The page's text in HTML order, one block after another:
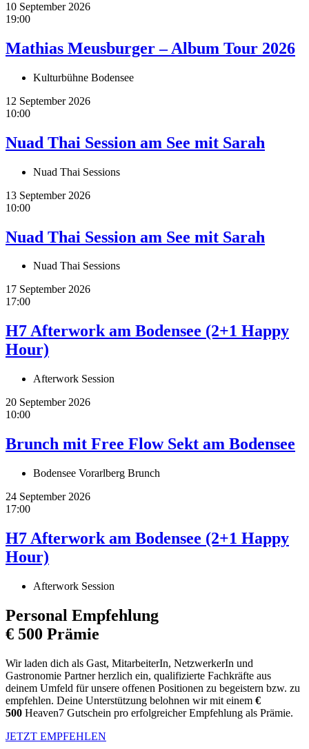
10 September 2026
19:00
Mathias Meusburger – Album Tour 2026
Kulturbühne Bodensee
12 September 2026
10:00
Nuad Thai Session am See mit Sarah
Nuad Thai Sessions
13 September 2026
10:00
Nuad Thai Session am See mit Sarah
Nuad Thai Sessions
17 September 2026
17:00
H7 Afterwork am Bodensee (2+1 Happy
Hour)
Afterwork Session
20 September 2026
10:00
Brunch mit Free Flow Sekt am Bodensee
Bodensee Vorarlberg Brunch
24 September 2026
17:00
H7 Afterwork am Bodensee (2+1 Happy
Hour)
Afterwork Session
Personal Empfehlung
€ 500 Prämie
Wir laden dich als Gast, MitarbeiterIn, NetzwerkerIn und
Gastronomie Partner herzlich ein, qualifizierte Fachkräfte aus
deinem Umfeld für unsere offenen Positionen zu begeistern bzw. zu
empfehlen. Deine Unterstützung belohnen wir mit einem €
500 Heaven7 Gutschein pro erfolgreicher Empfehlung als Prämie.
JETZT EMPFEHLEN